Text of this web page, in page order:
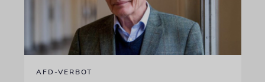
AFD-VERBOT